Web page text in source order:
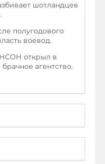
шотландцев
полугодового
воевод.
открыл в
агентство.